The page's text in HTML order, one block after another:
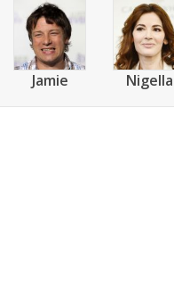
Jamie Nigella